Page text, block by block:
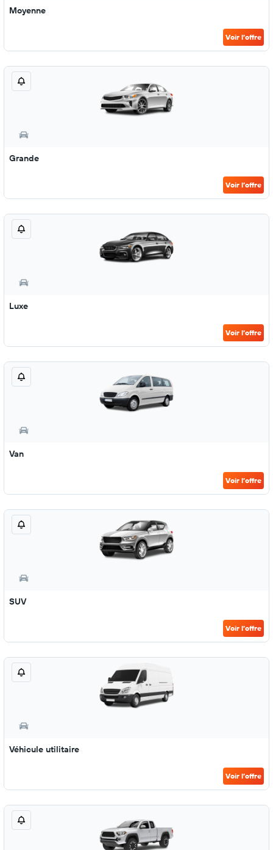
Moyenne
Voir l’offre
Grande
Voir l’offre
Luxe
Voir l’offre
Van
Voir l’offre
SUV
Voir l’offre
Véhicule utilitaire
Voir l’offre